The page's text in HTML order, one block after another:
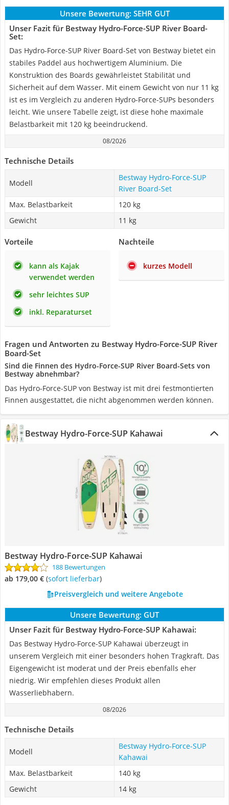
Unsere Bewertung: SEHR GUT
Unser Fazit für Bestway Hydro-Force-SUP River Board-
Set:
Das Hydro-Force-SUP River Board-Set von Bestway bietet ein
stabiles Paddel aus hochwertigem Aluminium. Die
Konstruktion des Boards gewährleistet Stabilität und
Sicherheit auf dem Wasser. Mit einem Gewicht von nur 11 kg
ist es im Vergleich zu anderen Hydro-Force-SUPs besonders
leicht. Wie unsere Tabelle zeigt, ist diese hohe maximale
Belastbarkeit mit 120 kg beeindruckend.
08/2026
Technische Details
Modell
Bestway Hydro-Force-SUP
River Board-Set
Max. Belastbarkeit
120 kg
Gewicht
11 kg
Vorteile
kann als Kajak
verwendet werden
sehr leichtes SUP
inkl. Reparaturset
Nachteile
kurzes Modell
Fragen und Antworten zu Bestway Hydro-Force-SUP River
Board-Set
Sind die Finnen des Hydro-Force-SUP River Board-Sets von
Bestway abnehmbar?
Das Hydro-Force-SUP von Bestway ist mit drei festmontierten
Finnen ausgestattet, die nicht abgenommen werden können.
Bestway Hydro-Force-SUP Kahawai
Bestway Hydro-Force-SUP Kahawai
188 Bewertungen
ab 179,00 € ( Sofort lieferbar)
Preisvergleich und weitere Angebote
Unsere Bewertung: GUT
Unser Fazit für Bestway Hydro-Force-SUP Kahawai:
Das Bestway Hydro-Force-SUP Kahawai überzeugt in
unserem Vergleich mit einer besonders hohen Tragkraft. Das
Eigengewicht ist moderat und der Preis ebenfalls eher
niedrig. Wir empfehlen dieses Produkt allen
Wasserliebhabern.
08/2026
Technische Details
Modell
Bestway Hydro-Force-SUP
Kahawai
Max. Belastbarkeit
140 kg
Gewicht
14 kg